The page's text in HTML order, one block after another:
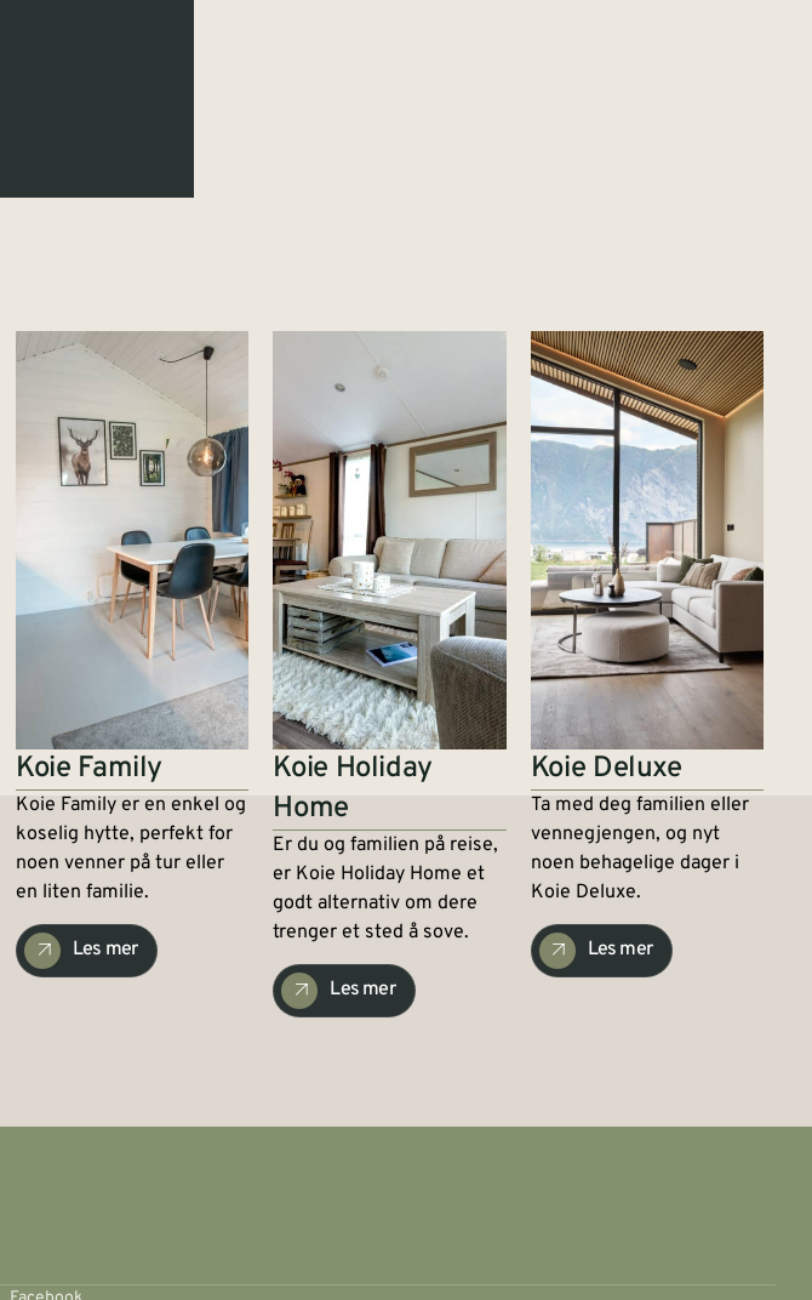
Koie Family
Koie Family er en enkel og
koselig hytte, perfekt for
noen venner på tur eller
en liten familie.
Les mer
Koie Holiday
Home
Er du og familien på reise,
er Koie Holiday Home et
godt alternativ om dere
trenger et sted å sove.
Les mer
Koie Deluxe
Ta med deg familien eller
vennegjengen, og nyt
noen behagelige dager i
Koie Deluxe.
Les mer